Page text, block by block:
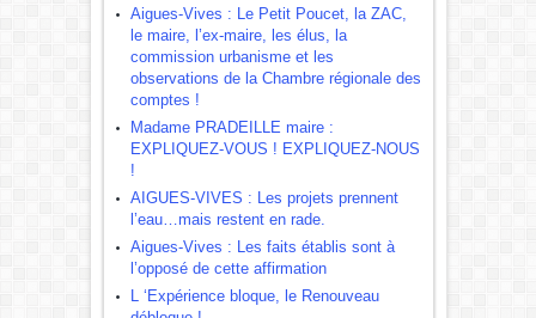
Aigues-Vives : Le Petit Poucet, la ZAC,
le maire, l’ex-maire, les élus, la
commission urbanisme et les
observations de la Chambre régionale des
comptes !
Madame PRADEILLE maire :
EXPLIQUEZ-VOUS ! EXPLIQUEZ-NOUS
!
AIGUES-VIVES : Les projets prennent
l’eau…mais restent en rade.
Aigues-Vives : Les faits établis sont à
l’opposé de cette affirmation
L ‘Expérience bloque, le Renouveau